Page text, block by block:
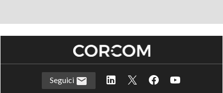
Seguici